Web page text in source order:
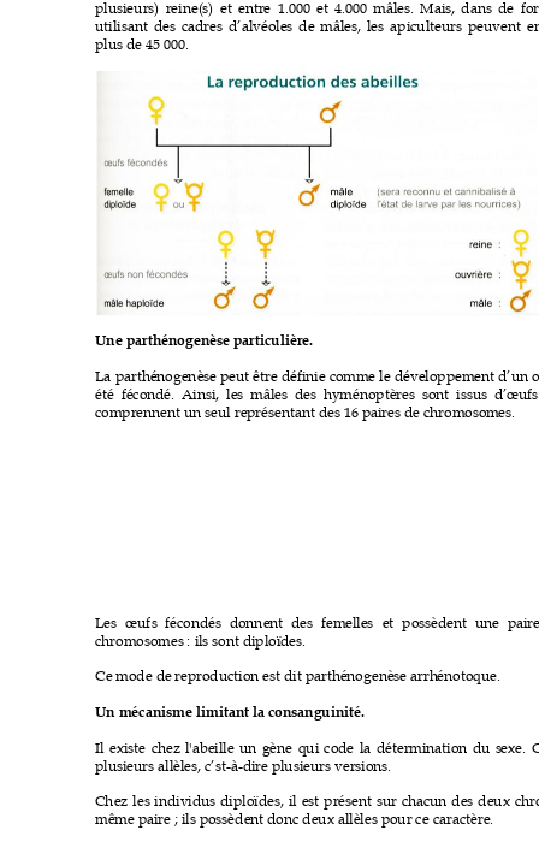
plusieurs) reine(s) et entre 1.000 et 4.000 mâles. Mais, dans de
utilisant des cadres d’alvéoles de mâles, les apiculteurs peuvent
plus de 45 000.
Une parthénogenèse particulière.
La parthénogenèse peut être définie comme le développement d’un o
été fécondé. Ainsi, les mâles des hyménoptères sont issus d’
comprennent un seul représentant des 16 paires de chromosomes.
Les œufs fécondés donnent des femelles et possèdent une pai
chromosomes : ils sont diploïdes.
Ce mode de reproduction est dit parthénogenèse arrhénotoque.
Un mécanisme limitant la consanguinité.
Il existe chez l'abeille un gène qui code la détermination du sexe.
plusieurs allèles, c’st-à-dire plusieurs versions.
Chez les individus diploïdes, il est présent sur chacun des deux
même paire ; ils possèdent donc deux allèles pour ce caractère.